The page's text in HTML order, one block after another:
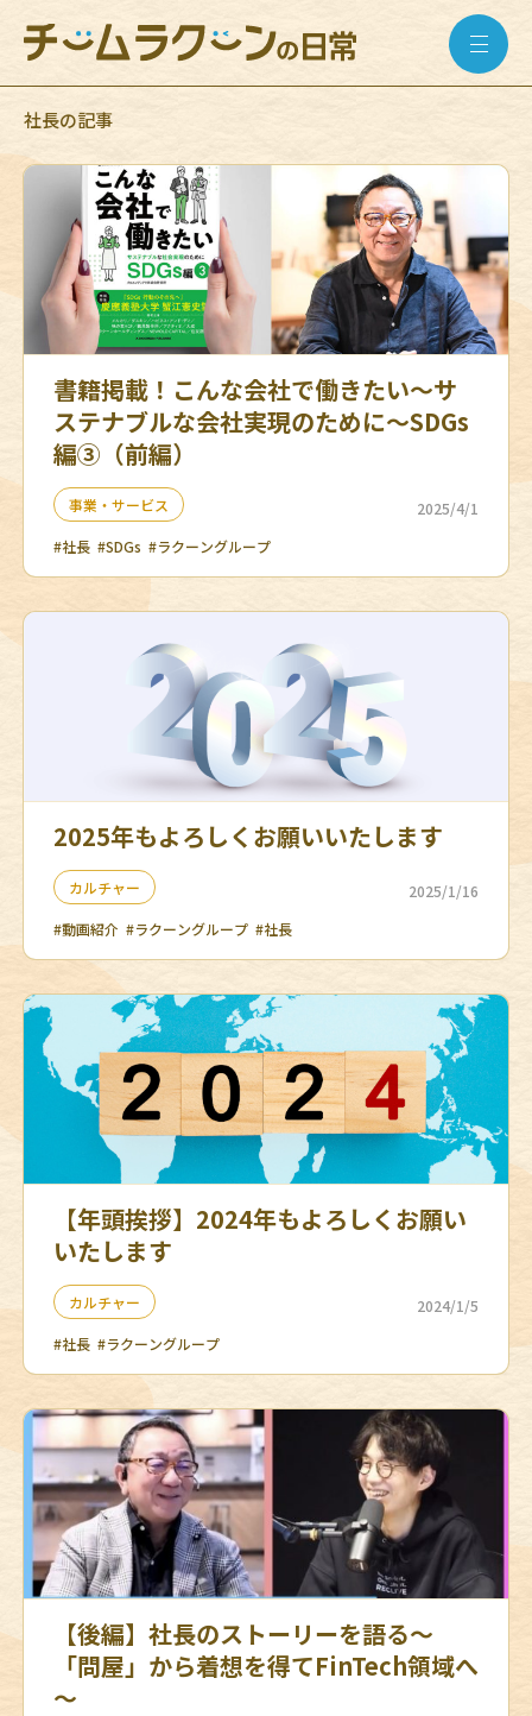
社長の記事
書籍掲載！こんな会社で働きたい〜サ
ステナブルな会社実現のために〜SDGs
編③（前編）
事業・サービス
2025/4/1
#社長 #SDGs #ラクーングループ
2025年もよろしくお願いいたします
カルチャー
2025/1/16
#動画紹介 #ラクーングループ #社長
【年頭挨拶】2024年もよろしくお願い
いたします
カルチャー
2024/1/5
#社長 #ラクーングループ
【後編】社長のストーリーを語る～
「問屋」から着想を得てFinTech領域へ
～